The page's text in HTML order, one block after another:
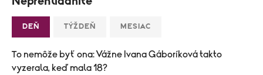
DEŇ TÝŽDEŇ MESIAC
To nemôže byť ona: Vážne Ivana Gáboríková takto
vyzerala, keď mala 18?